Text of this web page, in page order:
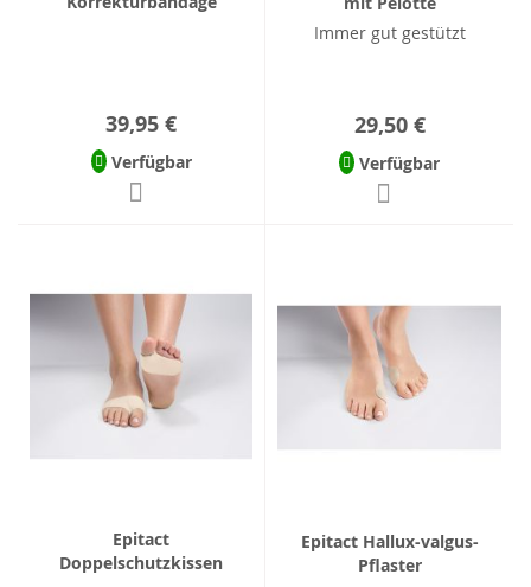
39,95 €
Verfügbar
Immer gut gestützt
29,50 €
Verfügbar
Epitact
Doppelschutzkissen
Epitact Hallux-valgus-
Pflaster